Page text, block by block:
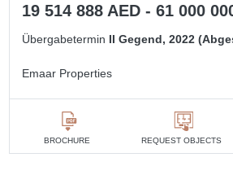
19 514 888 AED - 61 000
Übergabetermin II Gegend, 2022
Emaar Properties
BROCHURE REQUEST OBJECTS